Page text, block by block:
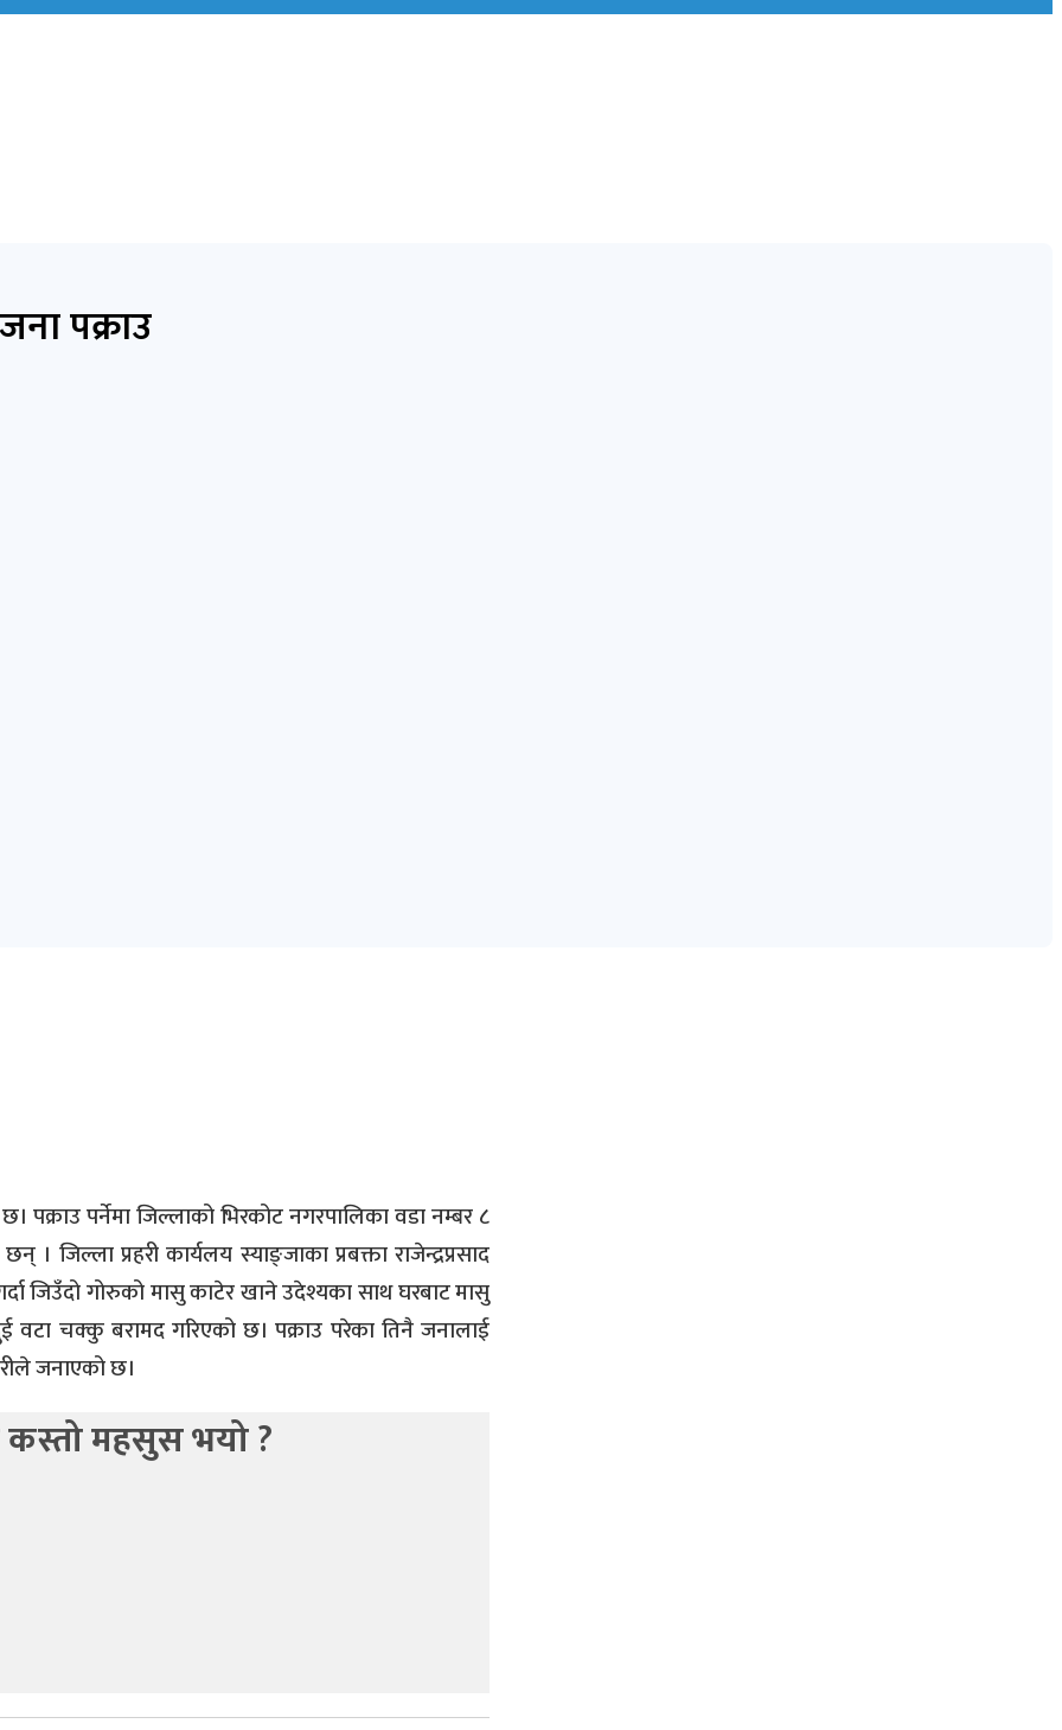
पक्राउ
पक्राउ पर्नेमा जिल्लाको भिरकोट नगरपालिका वडा नम्बर ८
प्रहरी कार्यलय स्याङ्जाका प्रबक्ता राजेन्द्रप्रसाद
जिउँदो गोरुको मासु काटेर खाने उदेश्यका साथ घरबाट मासु
वटा चक्कु बरामद गरिएको छ। पक्राउ परेका तिनै जनालाई
जनाएको छ।
महसुस भयो ?